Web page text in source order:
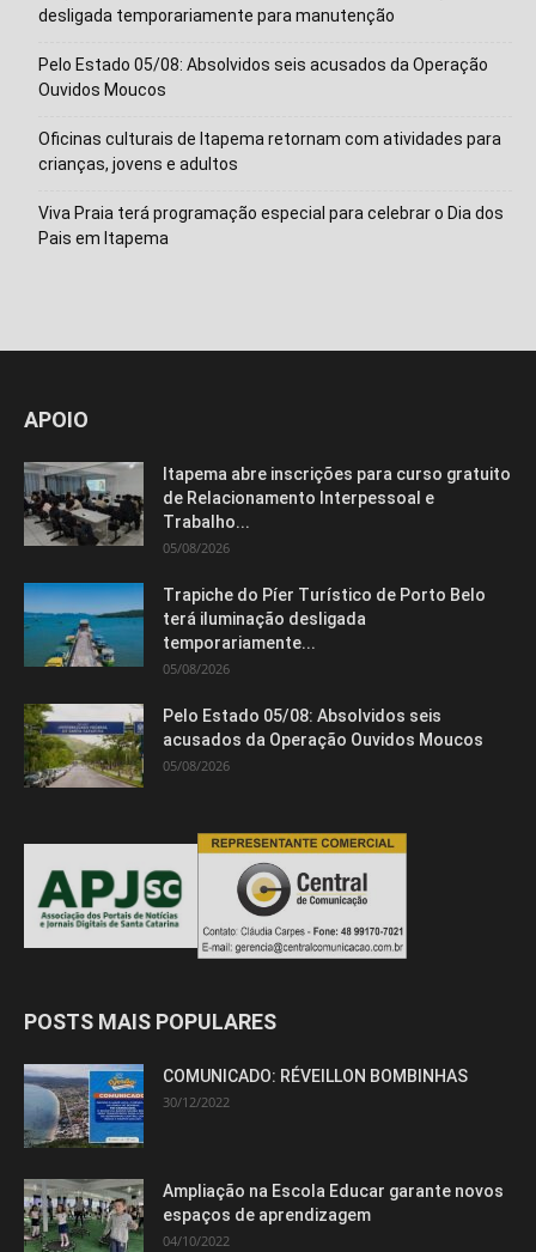
desligada temporariamente para manutenção
Pelo Estado 05/08: Absolvidos seis acusados da Operação
Ouvidos Moucos
Oficinas culturais de Itapema retornam com atividades para
crianças, jovens e adultos
Viva Praia terá programação especial para celebrar o Dia dos
Pais em Itapema
APOIO
Itapema abre inscrições para curso gratuito
de Relacionamento Interpessoal e
Trabalho...
05/08/2026
Trapiche do Píer Turístico de Porto Belo
terá iluminação desligada
temporariamente...
05/08/2026
Pelo Estado 05/08: Absolvidos seis
acusados da Operação Ouvidos Moucos
05/08/2026
POSTS MAIS POPULARES
COMUNICADO: RÉVEILLON BOMBINHAS
30/12/2022
Ampliação na Escola Educar garante novos
espaços de aprendizagem
04/10/2022